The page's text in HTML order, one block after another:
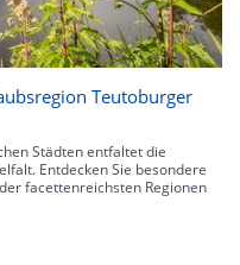
Teutoburger
Städten entfaltet die
Entdecken Sie besondere
facettenreichsten Regionen